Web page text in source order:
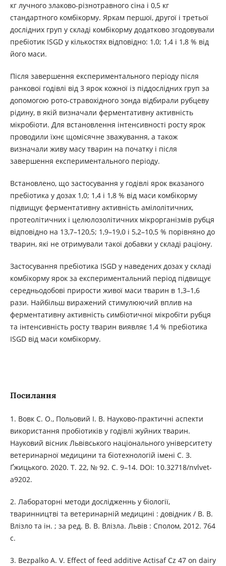
кг лучного злаково-різнотравного сіна і 0,5 кг
стандартного комбікорму. Яркам першої, другої і третьої
дослідних груп у складі комбікорму додатково згодовували
пребіотик ISGD у кількостях відповідно: 1,0; 1,4 і 1,8 % від
його маси.
Після завершення експериментального періоду після
ранкової годівлі від 3 ярок кожної із піддослідних груп за
допомогою рото-стравохідного зонда відбирали рубцеву
рідину, в якій визначали ферментативну активність
мікробіоти. Для встановлення інтенсивності росту ярок
проводили їхнє щомісячне зважування, а також
визначали живу масу тварин на початку і після
завершення експериментального періоду.
Встановлено, що застосування у годівлі ярок вказаного
пребіотика у дозах 1,0; 1,4 і 1,8 % від маси комбікорму
підвищує ферментативну активність амілолітичних,
протеолітичних і целюлозолітичних мікрорганізмів рубця
відповідно на 13,7–120,5; 1,9–19,0 і 5,2–10,5 % порівняно до
тварин, які не отримували такої добавки у складі раціону.
Застосування пребіотика ISGD у наведених дозах у складі
комбікорму ярок за експериментальний період підвищує
середньодобові прирости живої маси тварин в 1,3–1,6
рази. Найбільш виражений стимулюючий вплив на
ферментативну активність симбіотичної мікробіти рубця
та інтенсивність росту тварин виявляє 1,4 % пребіотика
ISGD від маси комбікорму.
Посилання
1. Вовк С. О., Польовий І. В. Науково-практичні аспекти
використання пробіотиків у годівлі жуйних тварин.
Науковий вісник Львівського національного університету
ветеринарної медицини та біотехнологій імені С. З.
Ґжицького. 2020. Т. 22, № 92. С. 9–14. DOI: 10.32718/nvlvet-
a9202.
2. Лабораторні методи дослідженнь у біології,
тваринництві та ветеринарній медицині : довідник / В. В.
Влізло та ін. ; за ред. В. В. Влізла. Львів : Сполом, 2012. 764
с.
3. Bezpalko А. V. Effect of feed additive Actisaf Cz 47 on dairy